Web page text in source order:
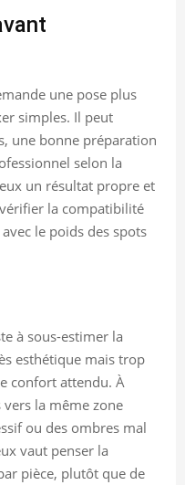
une pose plus
simples. Il peut
une bonne préparation
selon la
un résultat propre et
la compatibilité
le poids des spots
à sous-estimer la
esthétique mais trop
confort attendu. À
vers la même zone
ou des ombres mal
vaut penser la
pièce, plutôt que de